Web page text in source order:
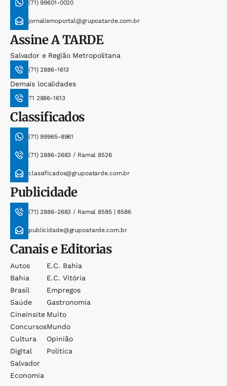
(71) 99601-0020
jornalismoportal@grupoatarde.com.br
AssineA TARDE
Salvador e Região Metropolitana
(71) 2886-1613
Demais localidades
71 2886-1613
Classificados
(71) 99965-8961
(71) 2886-2683 / Ramal 8526
classificados@grupoatarde.com.br
Publicidade
(71) 2886-2683 / Ramal 8585 | 8586
publicidade@grupoatarde.com.br
Canais e Editorias
Autos
Bahia
Brasil
Saúde
Cineinsite
Concursos
Cultura
Digital
Salvador
Economia
E.c. Bahia
E.c. Vitória
Empregos
Gastronomia
Muito
Mundo
Opinião
Política